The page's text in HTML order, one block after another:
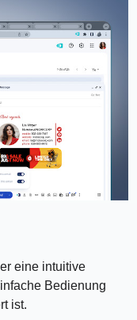
eine intuitive
Bedienung
ist.